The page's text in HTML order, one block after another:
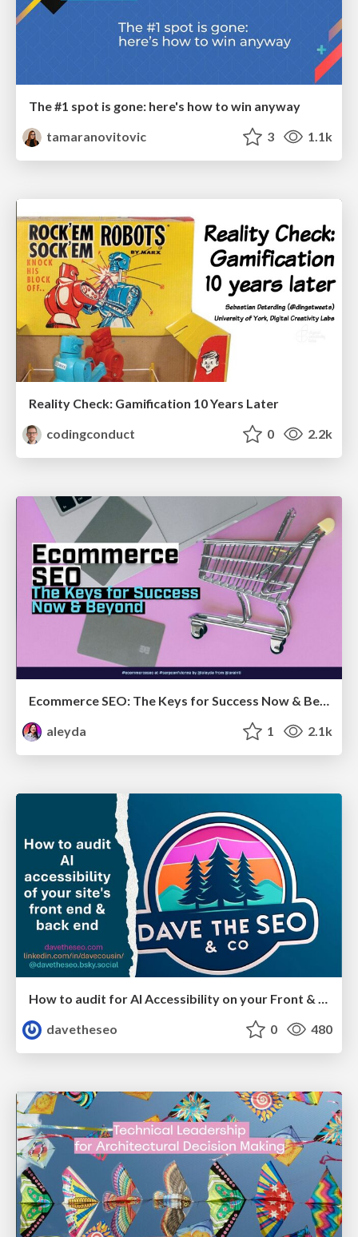
The #1 spot is gone: here's how to win anyway
tamaranovitovic
3 1.1k
Reality Check: Gamification 10 Years Later
codingconduct
0 2.2k
Ecommerce SEO: The Keys for Success Now & Beyond - #SERPConf2024
aleyda
1 2.1k
How to audit for AI Accessibility on your Front & Back End
davetheseo
0 480